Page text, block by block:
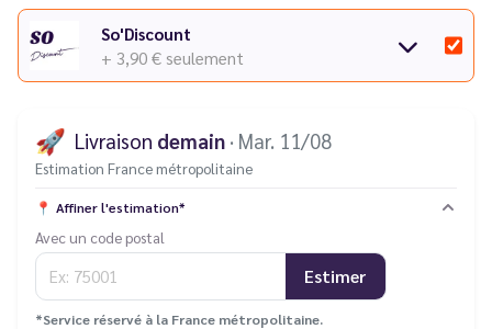
So'Discount
+ 3,90 € seulement
🚀 Livraison demain · Mar. 11/08
Estimation France métropolitaine
📍 Affiner l'estimation*
Avec un code postal
Estimer
*Service réservé à la France métropolitaine.